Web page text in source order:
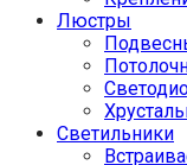
Люстры
Светильники